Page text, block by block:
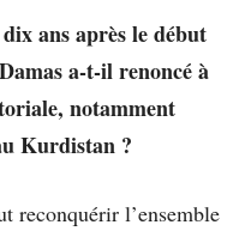
ans après le début
a-t-il renoncé à
notamment
Kurdistan ?
reconquérir l’ensemble